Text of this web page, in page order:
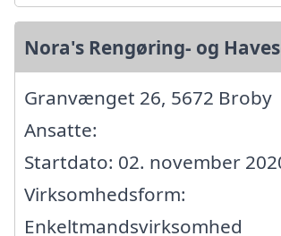
Nora's Rengøring- og
Granvænget 26, 5672 Broby
Ansatte:
Startdato: 02. november
Virksomhedsform:
Enkeltmandsvirksomhed